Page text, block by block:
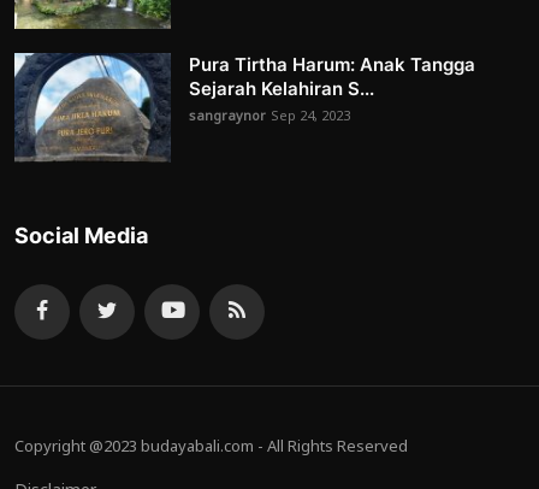
Pura Tirtha Harum: Anak Tangga
Sejarah Kelahiran S...
sangraynor Sep 24, 2023
Social Media
Copyright @2023 budayabali.com - All Rights Reserved